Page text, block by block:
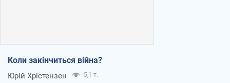
Коли закінчиться війна?
Юрій Хрістензен 5,1 т.